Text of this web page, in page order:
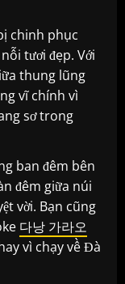
chinh phục
tươi đẹp. Với
thung lũng
vĩ chính vì
sơ trong
ban đêm bên
đêm giữa núi
vời. Bạn cũng
다낭 가라오
vì chạy về Đà